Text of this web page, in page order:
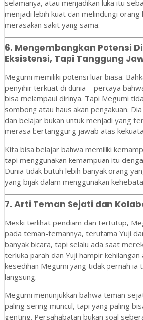
selamanya, atau menjadikan luka itu
menjadi lebih kuat dan melindungi orang
merasakan sakit yang sama.
6. Mengembangkan Potensi
Eksistensi, Tapi Tanggung
Megumi memiliki potensi luar biasa.
penyihir terkuat di dunia—percaya
bisa melampaui dirinya. Tapi Megumi
sombong atau haus akan pengakuan.
dan belajar bukan untuk menjadi yang
merasa bertanggung jawab atas
Kita bisa belajar bahwa memiliki
tapi menggunakan kemampuan itu
Dunia tidak butuh lebih banyak orang
yang bijak dalam menggunakan
7. Arti Teman Sejati dan
Meski terlihat pendiam dan tertutup,
pada teman-temannya, terutama Yuji
banyak bicara, tapi selalu ada saat
terluka parah dan Yuji hampir
kesedihan Megumi yang tidak pernah ia
langsung.
Megumi menunjukkan bahwa teman
paling sering muncul, tapi yang paling
genting. Persahabatan bukan soal